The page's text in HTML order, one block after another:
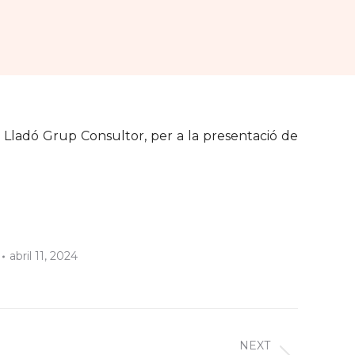
Lladó Grup Consultor, per a la presentació de
abril 11, 2024
NEXT